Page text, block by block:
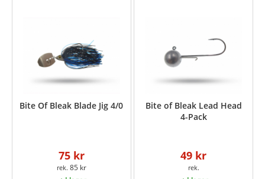
Bite Of Bleak Blade Jig 4/0
75 kr
85 kr
Bite of Bleak Lead Head
4-Pack
49 kr